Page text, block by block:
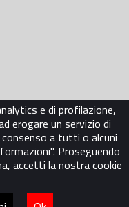
e di profilazione,
erogare un servizio di
consenso a tutti o alcuni
Proseguendo
accetti la nostra cookie